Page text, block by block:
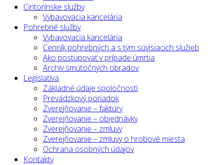
Cintorínske služby
Vybavovacia kancelária
Pohrebné služby
Vybavovacia kancelária
Cenník pohrebných a s tým súvisiacich služieb
Ako postupovať v prípade úmrtia
Archív smútočných obradov
Legislatíva
Základné údaje spoločnosti
Prevádzkový poriadok
Zverejňovanie – faktúry
Zverejňovanie – objednávky
Zverejňovanie – zmluvy
Zverejňovanie – zmluvy o hrobové miesta
Ochrana osobných údajov
Kontakty